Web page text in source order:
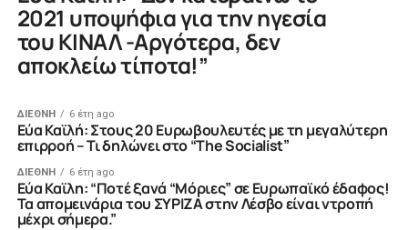
2021 υποψήφια για την ηγεσία
του ΚΙΝΑΛ -Αργότερα, δεν
αποκλείω τίποτα!”
ΔΙΕΘΝΗ 6 έτη ago
Εύα Καϊλή: Στους 20 Ευρωβουλευτές με τη μεγαλύτερη
επιρροή – Τι δηλώνει στο “Τhe Socialist”
ΔΙΕΘΝΗ 6 έτη ago
Εύα Καϊλη: “Ποτέ ξανά “Μόριες” σε Ευρωπαϊκό έδαφος!
Τα απομεινάρια του ΣΥΡΙΖΑ στην Λέσβο είναι ντροπή
μέχρι σήμερα.”